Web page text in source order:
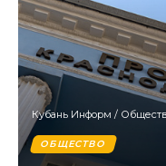
Кубань Информ /
ОБЩЕСТВО